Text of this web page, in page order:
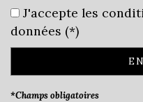
statistiques
Nombre d'habitants
Propriétaires (vs.
Taxe habitation
J'accepte les
données (*)
*Champs obligatoires